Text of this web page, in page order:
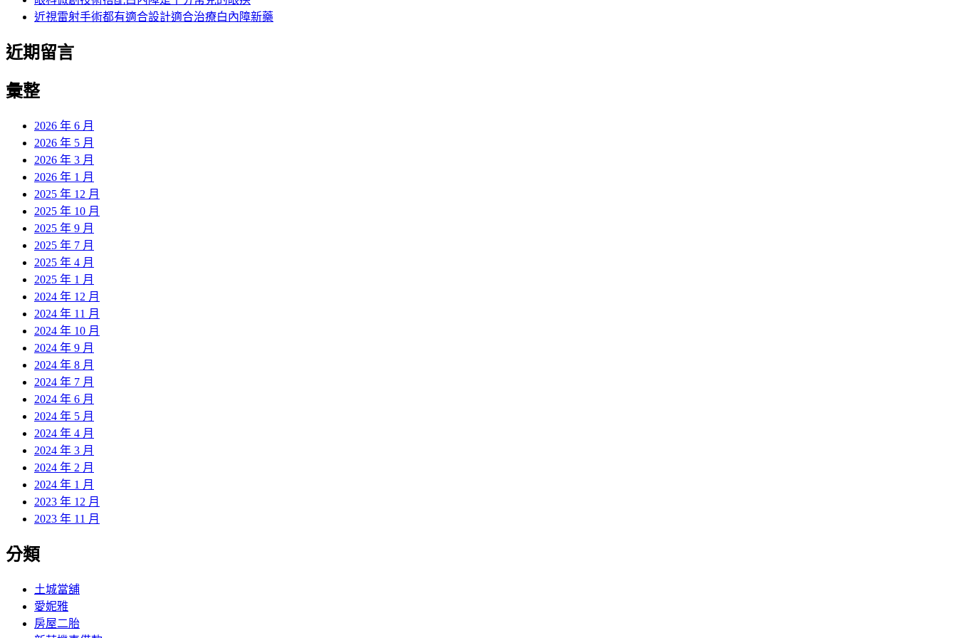
近視雷射手術都有適合設計適合治療白內障新藥
近期留言
彙整
2026 年 6 月
2026 年 5 月
2026 年 3 月
2026 年 1 月
2025 年 12 月
2025 年 10 月
2025 年 9 月
2025 年 7 月
2025 年 4 月
2025 年 1 月
2024 年 12 月
2024 年 11 月
2024 年 10 月
2024 年 9 月
2024 年 8 月
2024 年 7 月
2024 年 6 月
2024 年 5 月
2024 年 4 月
2024 年 3 月
2024 年 2 月
2024 年 1 月
2023 年 12 月
2023 年 11 月
分類
土城當舖
愛妮雅
房屋二胎